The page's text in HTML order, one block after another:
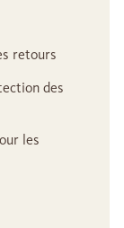
retours
des
les